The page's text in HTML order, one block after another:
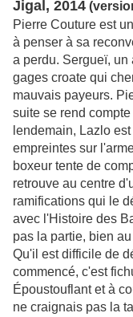
Jigal, 2014
Pierre Couture est
à penser à sa
a perdu. Sergueï, un
gages croate qui
mauvais payeurs.
suite se rend
lendemain, Lazlo
empreintes sur
boxeur tente de
retrouve au centre
ramifications qui le
avec l'Histoire des
pas la partie, bien
Qu'il est difficile de
commencé, c'est
Époustouflant et à
ne craignais pas la